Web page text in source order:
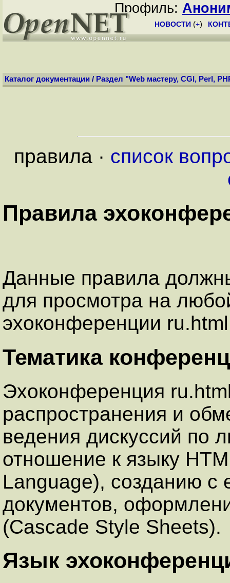
Профиль:
НОВОСТИ (+)
Каталог документации / Раздел "Web мастеру, CGI, Perl,
правила · список
Правила
Данные правила
для просмотра на
эхоконференции
Тематика
Эхоконференция
распространения и
ведения дискуссий
отношение к языку
Language), созданию с
документов,
(Cascade Style Sheets).
Язык